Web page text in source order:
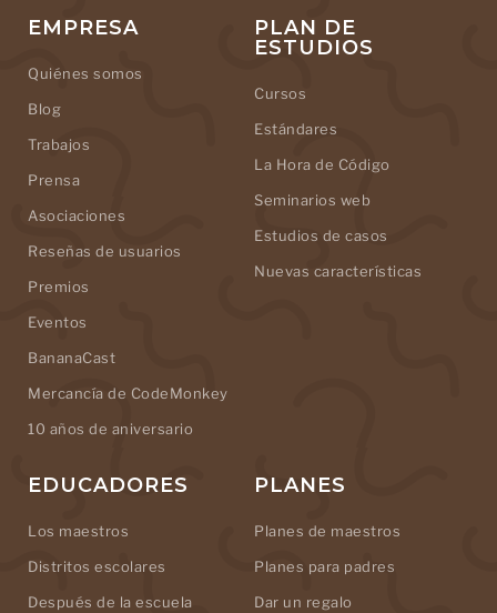
EMPRESA
Quiénes somos
Blog
Trabajos
Prensa
Asociaciones
Reseñas de usuarios
Premios
Eventos
BananaCast
Mercancía de CodeMonkey
10 años de aniversario
PLAN DE
ESTUDIOS
Cursos
Estándares
La Hora de Código
Seminarios web
Estudios de casos
Nuevas características
EDUCADORES
Los maestros
Distritos escolares
Después de la escuela
PLANES
Planes de maestros
Planes para padres
Dar un regalo